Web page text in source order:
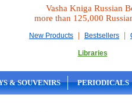
Vasha Kniga Russian
more than 125,000
New Products | Bestsellers |
Libraries
& SOUVENIRS PERIODICALS